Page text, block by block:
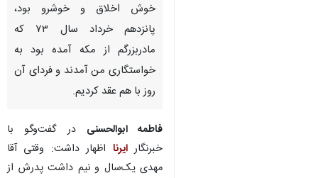
خوش اخلاق و خوشرو بود،
پانزدهم خرداد سال ۷۳ که
مادربزرگم از مکه آمده بود به
خواستگاری من آمدند و فردای آن
روز با هم عقد کردیم.
فاطمه ابوالحسنی در گفت‌وگو با
خبرنگارایرنا اظهار داشت: وقتی آقا
مهدی یک‌سال و نیم داشت پدرش از